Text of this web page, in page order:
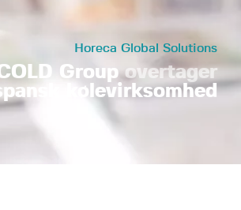
Horeca Global Solutions
Groupovertager
kølevirksomhed